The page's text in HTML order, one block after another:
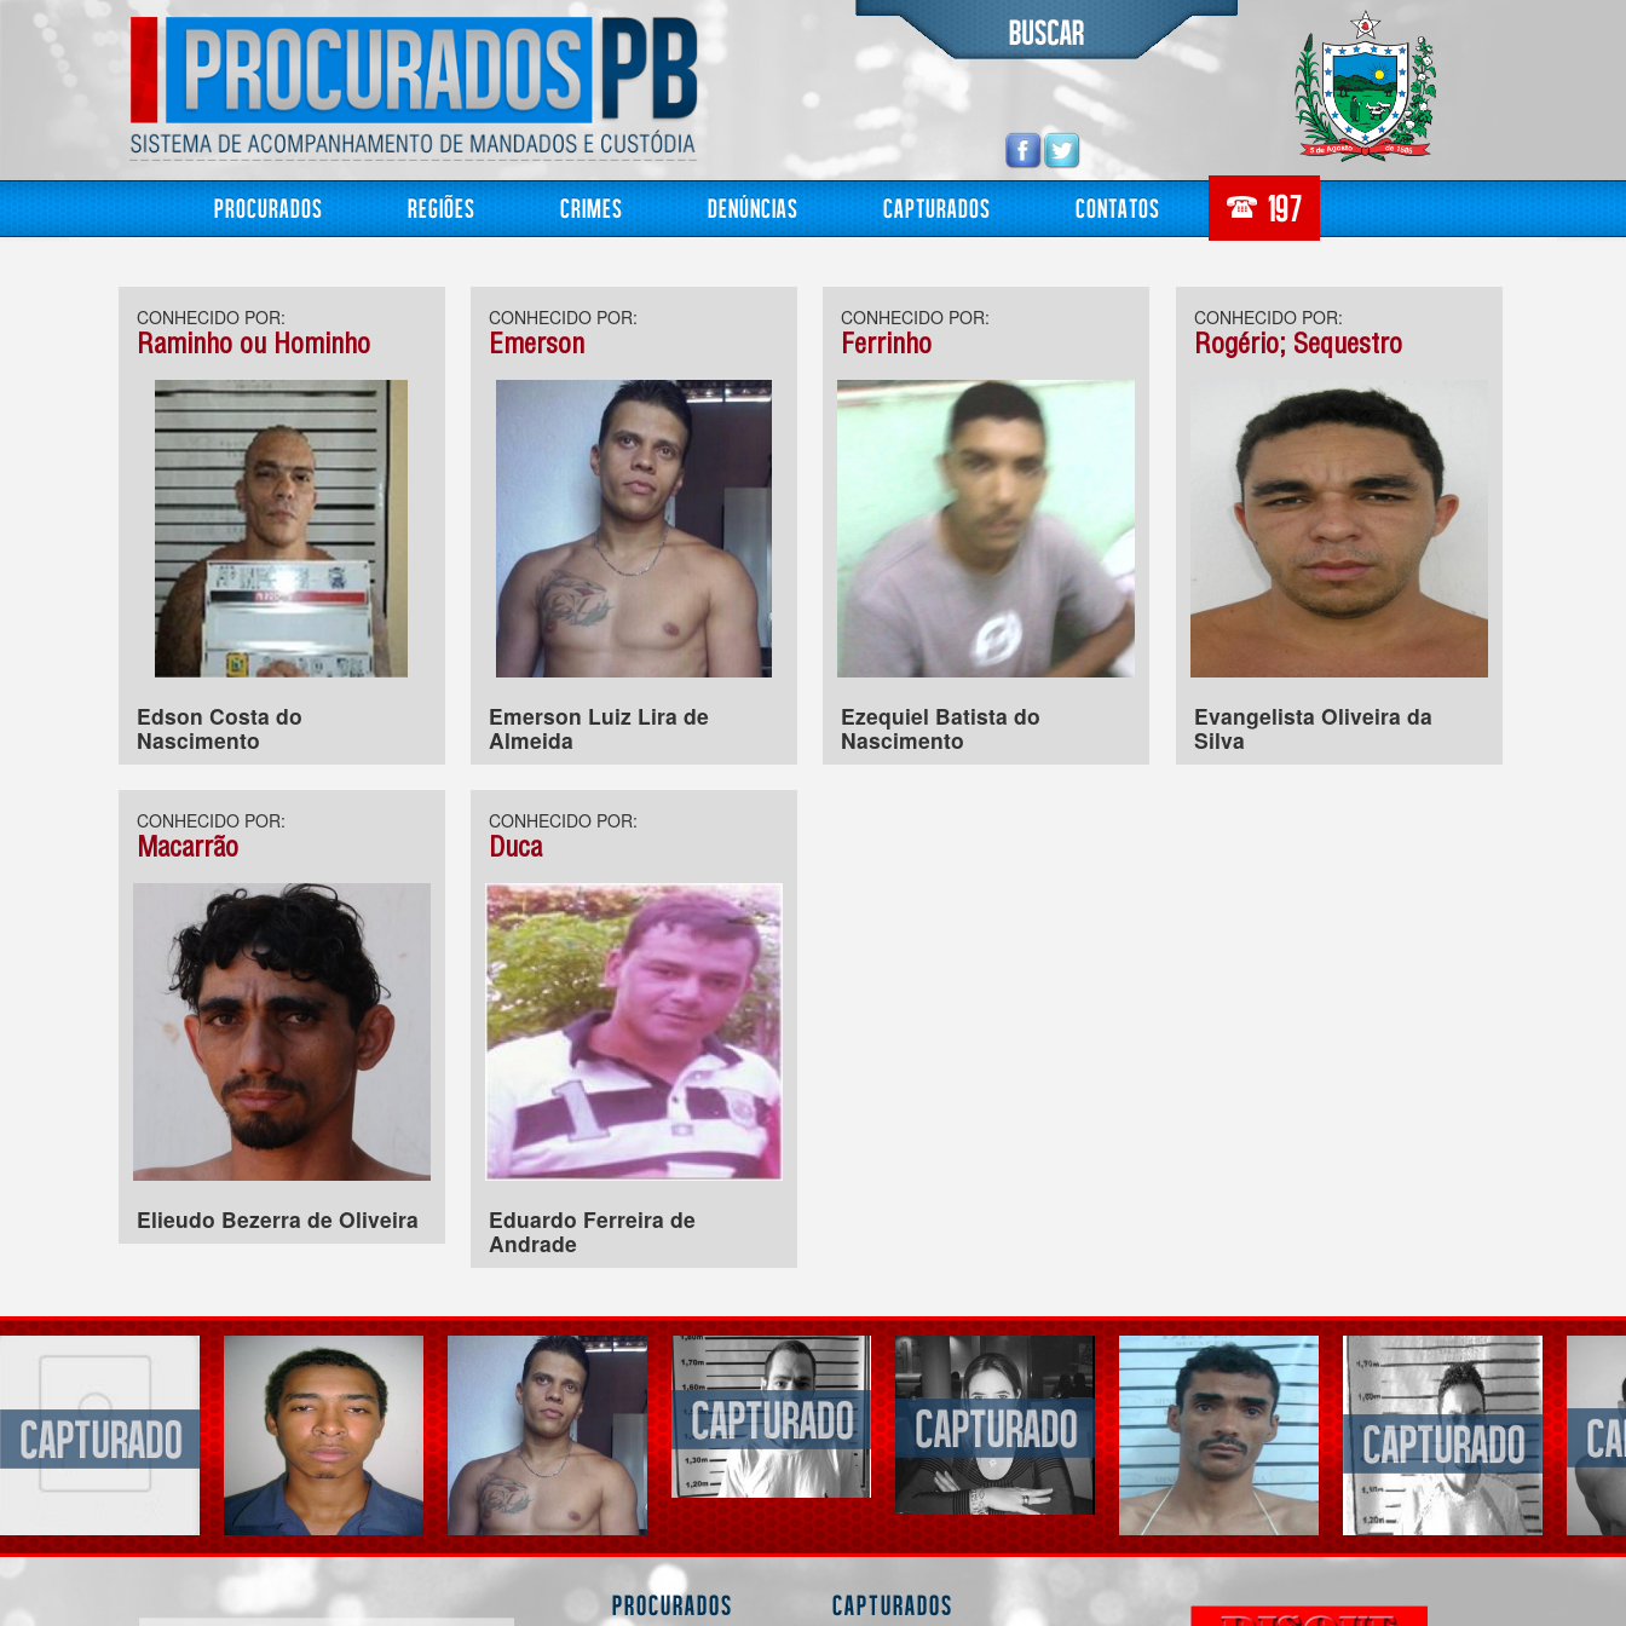
Procurados Regiões Crimes Denúncias Capturados Contatos
CONHECIDO POR:
Raminho ou Hominho
Edson Costa do
Nascimento
CONHECIDO POR:
Emerson
Emerson Luiz Lira de
Almeida
CONHECIDO POR:
Ferrinho
Ezequiel Batista do
Nascimento
CONHECIDO POR:
Rogério; Sequestro
Evangelista Oliveira da
Silva
CONHECIDO POR:
Macarrão
Elieudo Bezerra de Oliveira
CONHECIDO POR:
Duca
Eduardo Ferreira de
Andrade
Procurados Capturados